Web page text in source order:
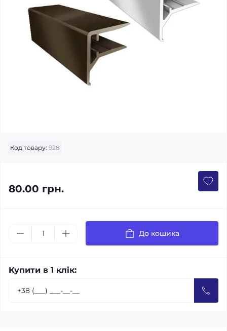
Код товару: 928
80.00 грн.
До кошика
Купити в 1 клік: